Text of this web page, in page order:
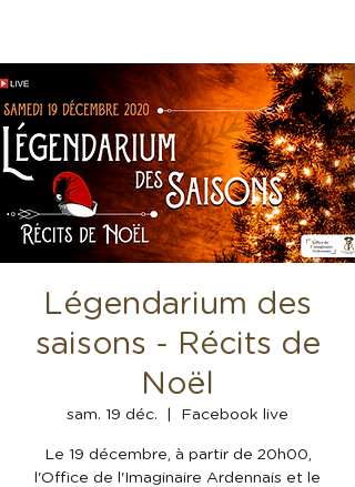
Légendarium des
saisons - Récits de
Noël
sam. 19 déc. Facebook live
Le 19 décembre, à partir de 20h00,
l'Office de l'Imaginaire Ardennais et le